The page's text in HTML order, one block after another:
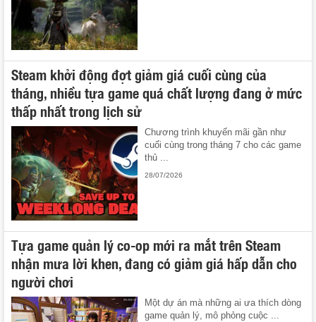
Steam khởi động đợt giảm giá cuối cùng của
tháng, nhiều tựa game quá chất lượng đang ở mức
thấp nhất trong lịch sử
Chương trình khuyến mãi gần như
cuối cùng trong tháng 7 cho các game
thủ ...
28/07/2026
Tựa game quản lý co-op mới ra mắt trên Steam
nhận mưa lời khen, đang có giảm giá hấp dẫn cho
người chơi
Một dự án mà những ai ưa thích dòng
game quản lý, mô phỏng cuộc ...